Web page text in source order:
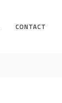
CONTACT